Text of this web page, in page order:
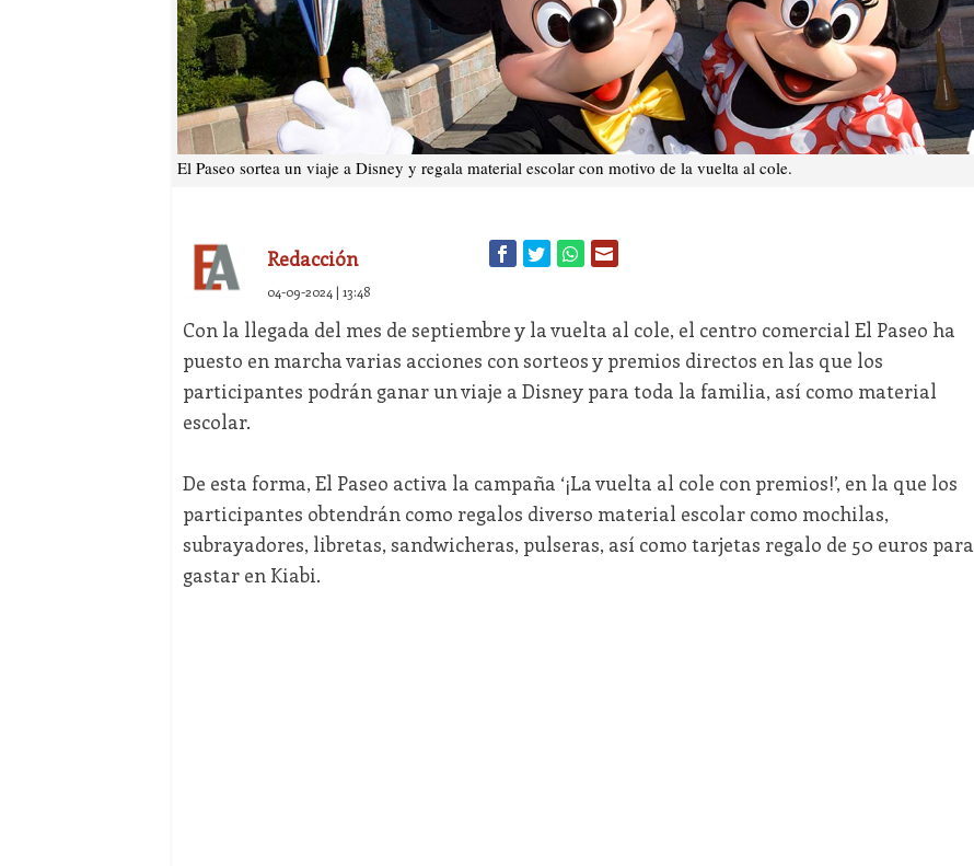
El Paseo sortea un viaje a Disney y regala material escolar con motivo de la vuelta al cole.
Redacción
04-09-2024 | 13:48
Con la llegada del mes de septiembre y la vuelta al cole, el centro comercial El Paseo ha
puesto en marcha varias acciones con sorteos y premios directos en las que los
participantes podrán ganar un viaje a Disney para toda la familia, así como material
escolar.
De esta forma, El Paseo activa la campaña ‘¡La vuelta al cole con premios!’, en la que los
participantes obtendrán como regalos diverso material escolar como mochilas,
subrayadores, libretas, sandwicheras, pulseras, así como tarjetas regalo de 50 euros para
gastar en Kiabi.